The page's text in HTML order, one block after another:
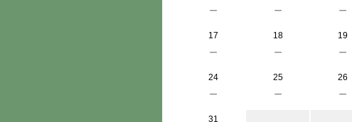
－ － －
17
－
18
－
19
－
24
－
25
－
26
－
31